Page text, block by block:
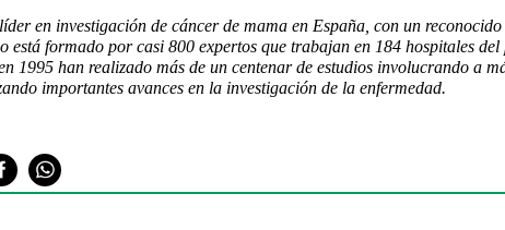
en investigación de cáncer de mama en España, con un
está formado por casi 800 expertos que trabajan en 184 hospitales del
1995 han realizado más de un centenar de estudios involucrando a
importantes avances en la investigación de la enfermedad.